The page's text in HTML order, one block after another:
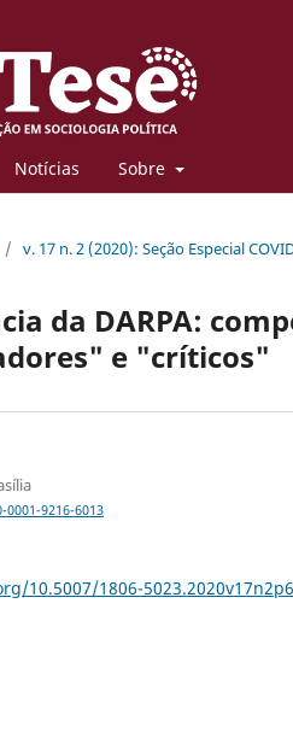
Notícias Sobre
/ v. 17 n. 2 (2020): Seção Especial
da DARPA:
e "críticos"
9216-6013
10.5007/1806-